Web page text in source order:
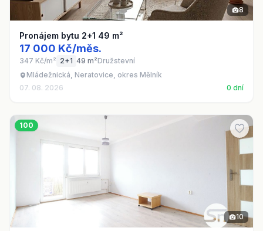
8
Pronájem bytu 2+1 49 m²
17 000 Kč/měs.
347 Kč/m² 2+1 49 m²Družstevní
Mládežnická, Neratovice, okres Mělník
07. 08. 2026
0 dní
100
10